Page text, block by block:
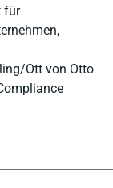
für
Ott von Otto